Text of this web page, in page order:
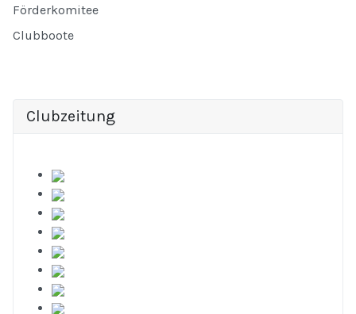
Förderkomitee
Clubboote
Clubzeitung